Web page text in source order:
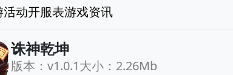
活动开服表游戏资讯
诛神乾坤
版本：v1.0.1大小：2.26Mb